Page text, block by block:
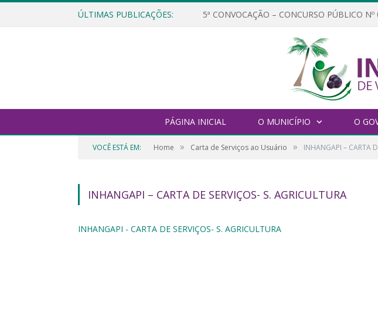
ÚLTIMAS PUBLICAÇÕES: 5ª CONVOCAÇÃO – CONCURSO PÚBLICO
PÁGINA INICIAL O MUNICÍPIO O
VOCÊ ESTÁ EM: Home » Carta de Serviços ao Usuário » INHANGAPI – CARTA
INHANGAPI – CARTA DE SERVIÇOS- S. AGRICULTURA
INHANGAPI - CARTA DE SERVIÇOS- S. AGRICULTURA